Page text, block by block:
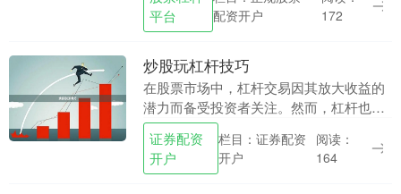
往往伴随着高风险，十倍杠杆操作更需要
投资者具备专业知....
平台
配资开户
172
炒股玩杠杆技巧
在股票市场中，杠杆交易因其放大收益的
潜力而备受投资者关注。然而，杠杆也是
一把双刃剑，既能带来丰厚回报，也可能
导致重大损失。本文将详细介绍炒股玩杠
杆的核心技巧，帮....
证券配资
开户
栏目：证券配资
开户
阅读：
164